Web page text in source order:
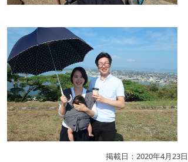
掲載日：2020年4月23日